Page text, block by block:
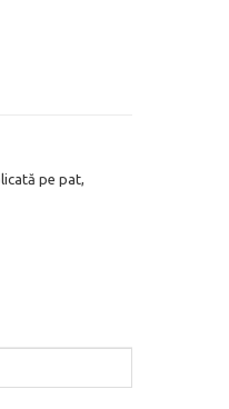
pe pat,